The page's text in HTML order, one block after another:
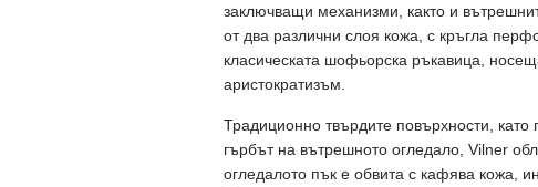
заключващи механизми, както и
от два различни слоя кожа, с кръгла
класическата шофьорска ръкавица,
аристократизъм.
Традиционно твърдите повърхности, като
гърбът на вътрешното огледало, Vilner
огледалото пък е обвита с кафява кожа,